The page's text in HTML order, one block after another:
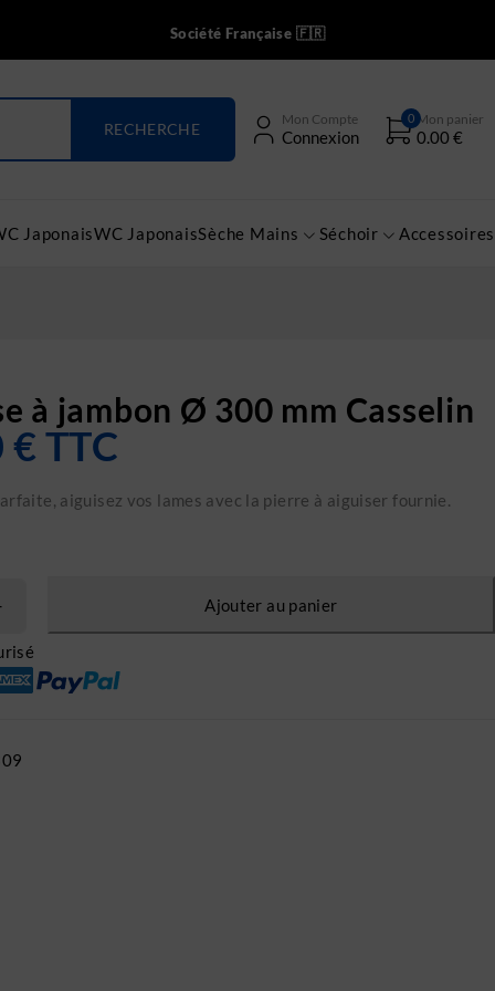
Société Française 🇫🇷
Mon Compte
Connexion
0 Mon panier
0.00 €
JaponaisWC JaponaisSèche Mains Séchoir Accessoires
à jambon Ø 300 mm Casselin
€ TTC
aiguisez vos lames avec la pierre à aiguiser fournie.
Ajouter au panier